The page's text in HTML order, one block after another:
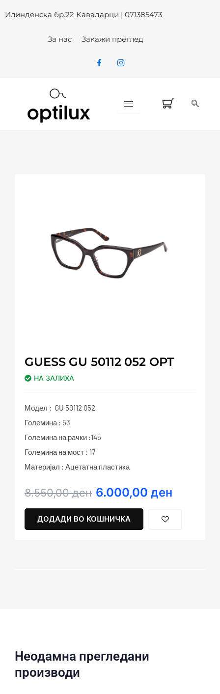
toИлинденска бр.22 Кавадарци | 071385473
За нас Закажи преглед
GUESS GU 50112 052 OPT
НА ЗАЛИХА
Модел : GU 50112 052
Големина : 53
Големина на рачки :145
Големина на мост : 17
Материјал : Ацетатна пластика
8.550,00ден
Original
was:
8.550,00 ден.
6.000,00 ден
Current
6.000,00 ден.
ДОДАДИ ВО КОШНИЧКА
Неодамна прегледани
производи